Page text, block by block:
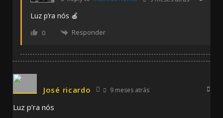
Luz p’ra nós 🍎
0 Responder
José ricardo 9 meses atrás
Luz p’ra nós